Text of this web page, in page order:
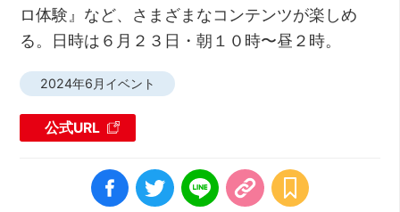
ロ体験』など、さまざまなコンテンツが楽しめ
る。日時は６月２３日・朝１０時〜昼２時。
2024年6月イベント
公式URL